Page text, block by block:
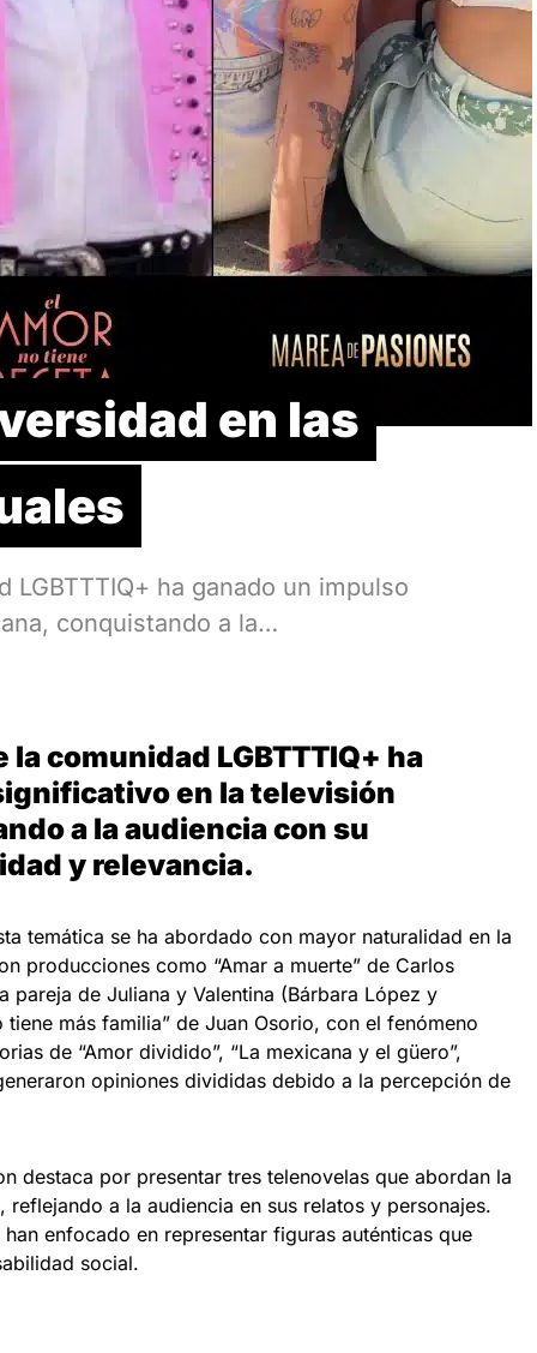
en las
ha ganado un impulso
conquistando a la…
comunidad LGBTTTIQ+ ha
en la televisión
a la audiencia con su
y relevancia.
temática se ha abordado con mayor naturalidad en la
producciones como “Amar a muerte” de Carlos
pareja de Juliana y Valentina (Bárbara López y
más familia” de Juan Osorio, con el fenómeno
de “Amor dividido”, “La mexicana y el güero”,
opiniones divididas debido a la percepción de
destaca por presentar tres telenovelas que abordan la
a la audiencia en sus relatos y personajes.
enfocado en representar figuras auténticas que
social.